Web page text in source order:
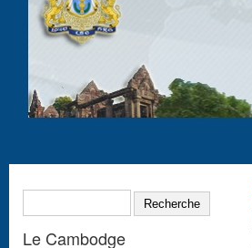
Formulaire de
recherche
Le Cambodge